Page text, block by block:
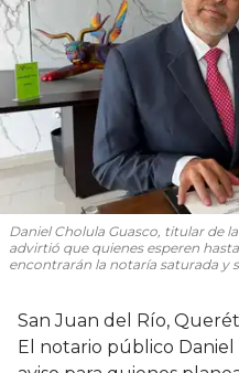
Daniel Cholula Guasco, titular de
advirtió que quienes esperen
encontrarán la notaría saturada y
San Juan del Río,
El notario público